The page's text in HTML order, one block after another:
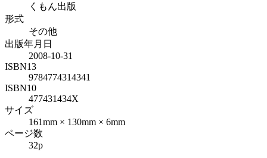
くもん出版
形式
その他
出版年月日
2008-10-31
ISBN13
9784774314341
ISBN10
477431434X
サイズ
161mm × 130mm × 6mm
ページ数
32p